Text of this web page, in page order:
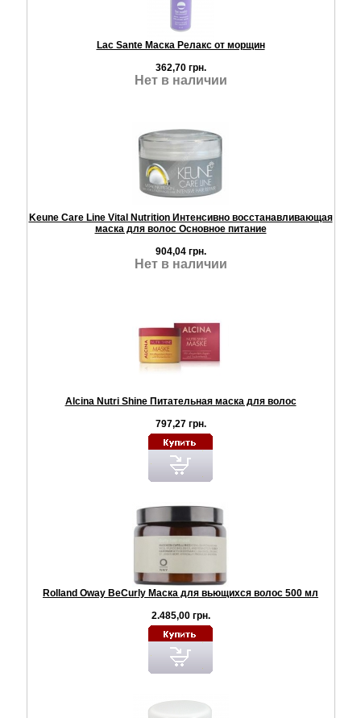
Lac Sante Маска Релакс от морщин
362,70 грн.
Нет в наличии
Keune Care Line Vital Nutrition Интенсивно восстанавливающая
маска для волос Основное питание
904,04 грн.
Нет в наличии
Alcina Nutri Shine Питательная маска для волос
797,27 грн.
Rolland Oway BeCurly Маска для вьющихся волос 500 мл
2.485,00 грн.